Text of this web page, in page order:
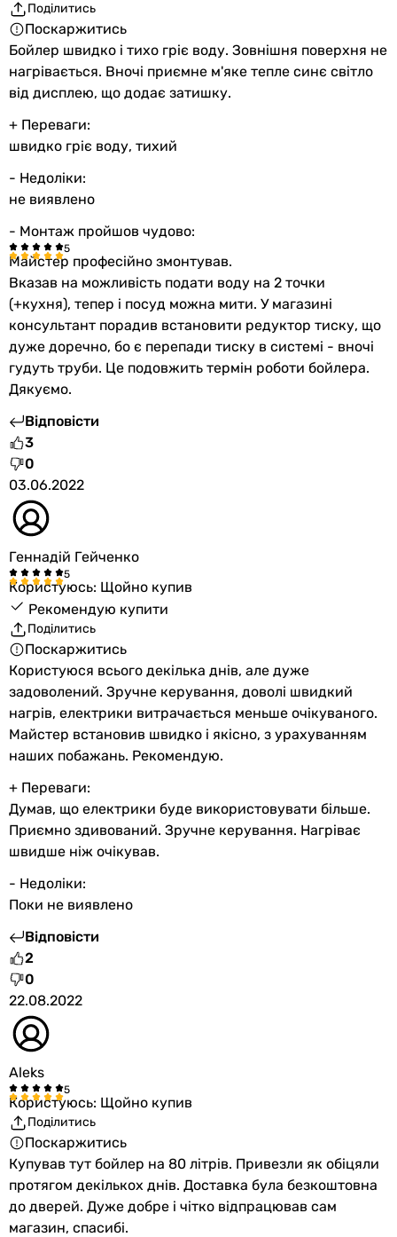
Поділитись
Поскаржитись
Бойлер швидко і тихо гріє воду. Зовнішня поверхня не
нагрівається. Вночі приємне м'яке тепле синє світло
від дисплею, що додає затишку.
+ Переваги:
швидко гріє воду, тихий
- Недоліки:
не виявлено
- Монтаж пройшов чудово:
Майстер професійно змонтував.
Вказав на можливість подати воду на 2 точки
(+кухня), тепер і посуд можна мити. У магазині
консультант порадив встановити редуктор тиску, що
дуже доречно, бо є перепади тиску в системі - вночі
гудуть труби. Це подовжить термін роботи бойлера.
Дякуємо.
Відповісти
3
0
03.06.2022
Геннадій Гейченко
Користуюсь: Щойно купив
Рекомендую купити
Поділитись
Поскаржитись
Користуюся всього декілька днів, але дуже
задоволений. Зручне керування, доволі швидкий
нагрів, електрики витрачається меньше очікуваного.
Майстер встановив швидко і якісно, з урахуванням
наших побажань. Рекомендую.
+ Переваги:
Думав, що електрики буде використовувати більше.
Приємно здивований. Зручне керування. Нагріває
швидше ніж очікував.
- Недоліки:
Поки не виявлено
Відповісти
2
0
22.08.2022
Aleks
Користуюсь: Щойно купив
Поділитись
Поскаржитись
Купував тут бойлер на 80 літрів. Привезли як обіцяли
протягом декількох днів. Доставка була безкоштовна
до дверей. Дуже добре і чітко відпрацював сам
магазин, спасибі.